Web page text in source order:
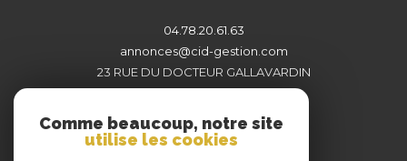
04.78.20.61.63
annonces@cid-gestion.com
23 RUE DU DOCTEUR GALLAVARDIN
69800 SAINT-PRIEST
Comme beaucoup, notre site
utilise les cookies